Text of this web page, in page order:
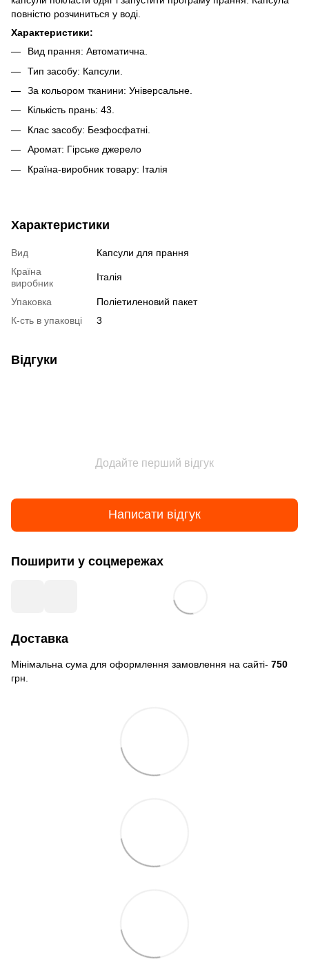
повністю розчиниться у воді.
Характеристики:
Вид прання: Автоматична.
Тип засобу: Капсули.
За кольором тканини: Універсальне.
Кількість прань: 43.
Клас засобу: Безфосфатні.
Аромат: Гірське джерело
Країна-виробник товару: Італія
Характеристики
Вид
Капсули для прання
Країна
виробник
Італія
Упаковка
Поліетиленовий пакет
К-сть в упаковці
3
Відгуки
Додайте перший відгук
Написати відгук
Поширити у соцмережах
Доставка
Мінімальна сума для оформлення замовлення на сайті- 750
грн.